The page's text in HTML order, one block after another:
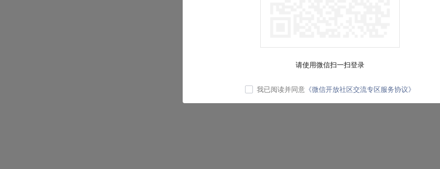
请使用微信扫一扫登录
我已阅读并同意 《微信开放社区交流专区服务协议》